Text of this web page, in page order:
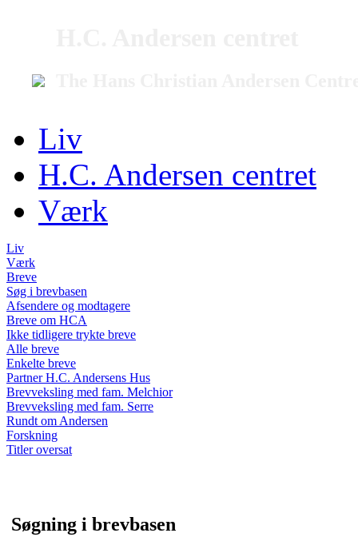
Liv
H.C. Andersen centret
Værk
Liv
Værk
Breve
Søg i brevbasen
Afsendere og modtagere
Breve om HCA
Ikke tidligere trykte breve
Alle breve
Enkelte breve
Partner H.C. Andersens Hus
Brevveksling med fam. Melchior
Brevveksling med fam. Serre
Rundt om Andersen
Forskning
Titler oversat
Søgning i brevbasen